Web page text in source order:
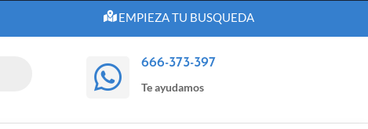
EMPIEZA TU BUSQUEDA
 666-373-397
Te ayudamos